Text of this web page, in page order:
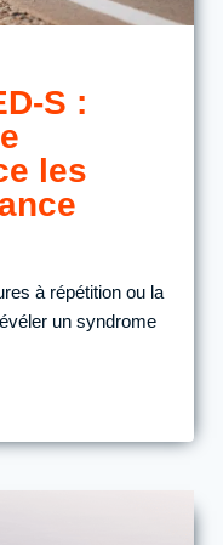
S :
les
à répétition ou la
un syndrome